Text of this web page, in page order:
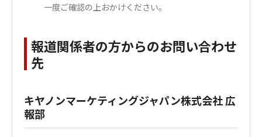
一度ご確認の上おかけください。
報道関係者の方からのお問い合わせ
先
キヤノンマーケティングジャパン株式会社 広
報部